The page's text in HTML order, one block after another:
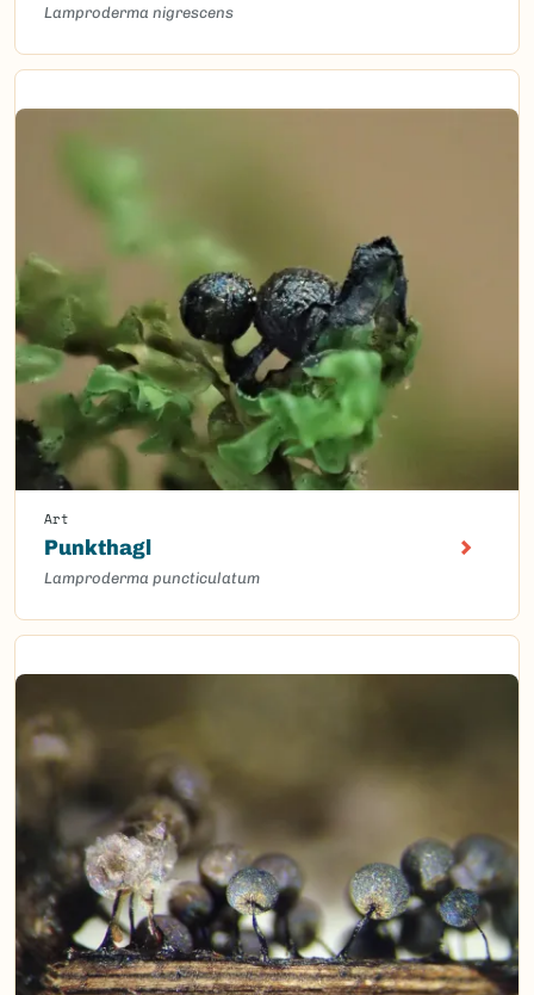
Lamproderma nigrescens
Art
Punkthagl
Lamproderma puncticulatum